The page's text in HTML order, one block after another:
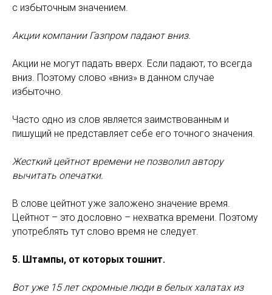
с избыточным значением.
Акции компании Газпром падают вниз.
Акции не могут падать вверх. Если падают, то всегда
вниз. Поэтому слово «вниз» в данном случае
избыточно.
Часто одно из слов является заимствованным и
пишущий не представляет себе его точного значения.
Жесткий цейтнот времени не позволил автору
вычитать опечатки.
В слове цейтнот уже заложено значение время.
Цейтнот – это дословно – нехватка времени. Поэтому
употреблять тут слово время не следует.
5. Штампы, от которых тошнит.
Вот уже 15 лет скромные люди в белых халатах из